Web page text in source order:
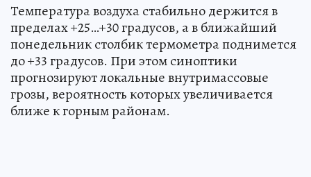
Температура воздуха стабильно держится в
пределах +25…+30 градусов, а в ближайший
понедельник столбик термометра поднимется
до +33 градусов. При этом синоптики
прогнозируют локальные внутримассовые
грозы, вероятность которых увеличивается
ближе к горным районам.